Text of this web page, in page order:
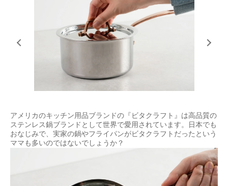
アメリカのキッチン⽤品ブランドの『ビタクラフト』は⾼品質の
ステンレス鍋ブランドとして世界で愛⽤されています。⽇本でも
おなじみで、実家の鍋やフライパンがビタクラフトだったという
ママも多いのではないでしょうか？